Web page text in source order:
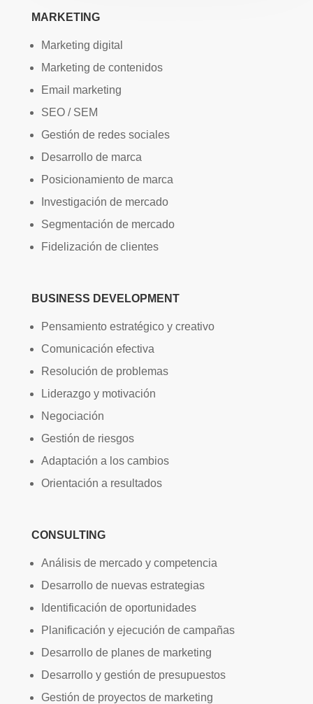
MARKETING
Marketing digital
Marketing de contenidos
Email marketing
SEO / SEM
Gestión de redes sociales
Desarrollo de marca
Posicionamiento de marca
Investigación de mercado
Segmentación de mercado
Fidelización de clientes
BUSINESS DEVELOPMENT
Pensamiento estratégico y creativo
Comunicación efectiva
Resolución de problemas
Liderazgo y motivación
Negociación
Gestión de riesgos
Adaptación a los cambios
Orientación a resultados
CONSULTING
Análisis de mercado y competencia
Desarrollo de nuevas estrategias
Identificación de oportunidades
Planificación y ejecución de campañas
Desarrollo de planes de marketing
Desarrollo y gestión de presupuestos
Gestión de proyectos de marketing